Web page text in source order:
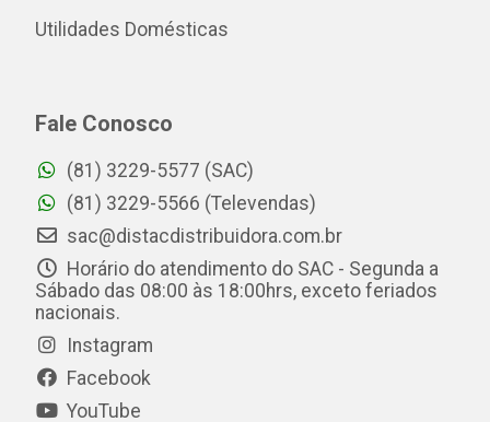
Utilidades Domésticas
Fale Conosco
(81) 3229-5577 (SAC)
(81) 3229-5566 (Televendas)
sac@distacdistribuidora.com.br
Horário do atendimento do SAC - Segunda a
Sábado das 08:00 às 18:00hrs, exceto feriados
nacionais.
Instagram
Facebook
YouTube